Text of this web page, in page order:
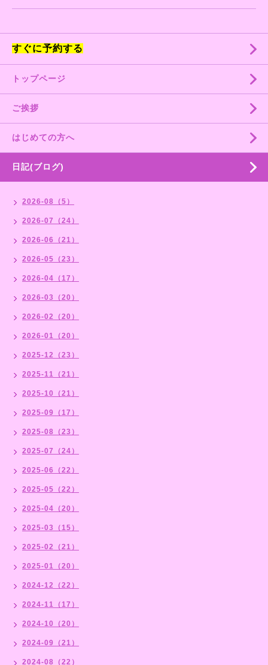
すぐに予約する
トップページ
ご挨拶
はじめての方へ
日記(ブログ)
2026-08（5）
2026-07（24）
2026-06（21）
2026-05（23）
2026-04（17）
2026-03（20）
2026-02（20）
2026-01（20）
2025-12（23）
2025-11（21）
2025-10（21）
2025-09（17）
2025-08（23）
2025-07（24）
2025-06（22）
2025-05（22）
2025-04（20）
2025-03（15）
2025-02（21）
2025-01（20）
2024-12（22）
2024-11（17）
2024-10（20）
2024-09（21）
2024-08（22）